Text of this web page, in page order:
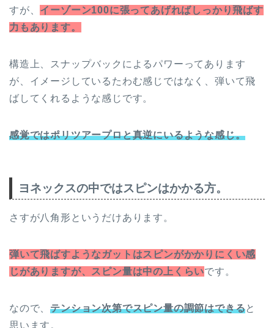
すが、 イーゾーン100に張ってあげればしっかり飛ばす
力もあります。
構造上、スナップバックによるパワーってあります
が、イメージしているたわむ感じではなく、弾いて飛
ばしてくれるような感じです。
感覚ではポリツアープロと真逆にいるような感じ。
ヨネックスの中ではスピンはかかる方。
さすが八角形というだけあります。
弾いて飛ばすようなガットはスピンがかかりにくい感
じがありますが、スピン量は中の上くらいです。
なので、テンション次第でスピン量の調節はできると
思います。